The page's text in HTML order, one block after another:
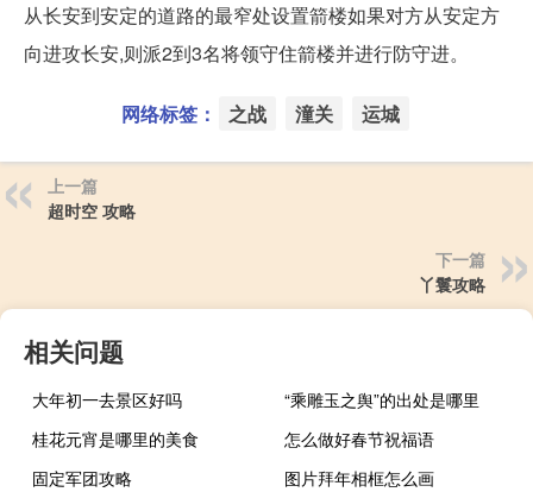
从长安到安定的道路的最窄处设置箭楼如果对方从安定方
向进攻长安,则派2到3名将领守住箭楼并进行防守进。
网络标签： 之战 潼关 运城
上一篇
超时空 攻略
下一篇
丫鬟攻略
相关问题
大年初一去景区好吗
“乘雕玉之舆”的出处是哪里
桂花元宵是哪里的美食
怎么做好春节祝福语
固定军团攻略
图片拜年相框怎么画